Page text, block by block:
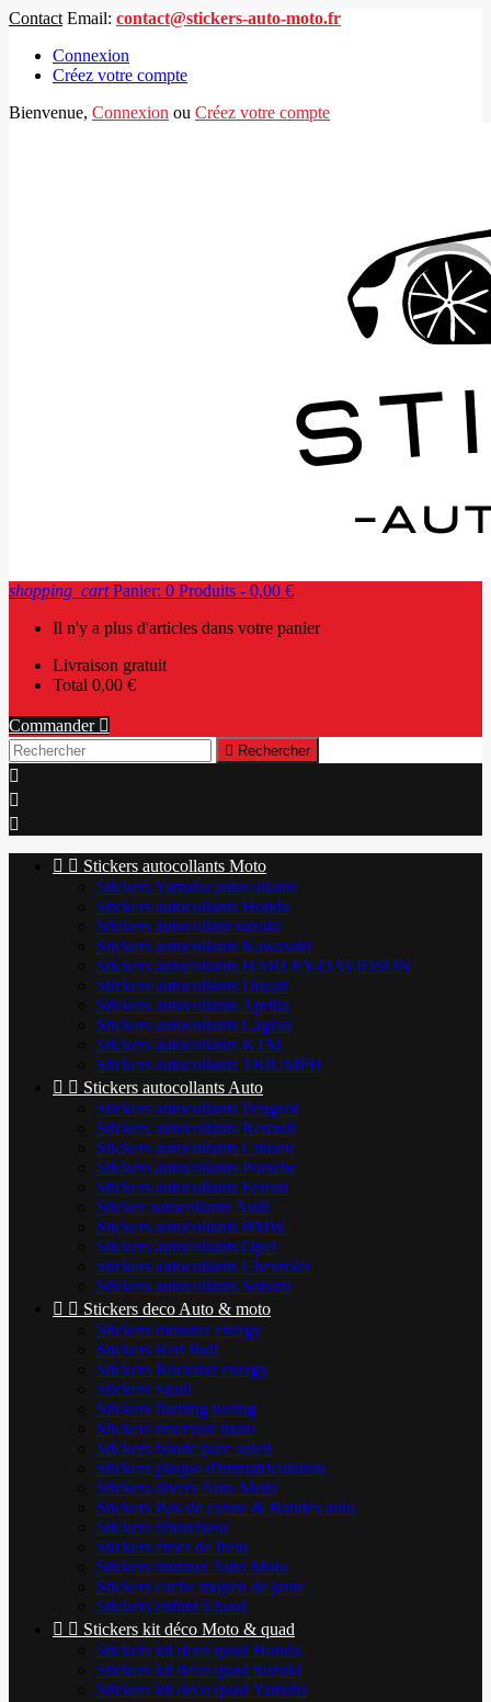
Contact Email: contact@stickers-auto-moto.fr
Connexion
Créez votre compte
Bienvenue, Connexion ou Créez votre compte
shopping_cart Panier: 0 Produits - 0,00 €
Il n'y a plus d'articles dans votre panier
Livraison gratuit
Total 0,00 €
Commander 
 Rechercher



  Stickers autocollants Moto
Stickers Yamaha autocollants
Stickers autocollants Honda
Stickers autocollant suzuki
Stickers autocollants Kawasaki
Stickers autocollants HARLEY-DAVIDSON
Stickers autocollants Ducati
Stickers autocollants Aprilia
Stickers autocollants Cagiva
Stickers autocollants KTM
Stickers autocollants TRIUMPH
  Stickers autocollants Auto
Stickers autocollants Peugeot
Stickers autocollants Renault
Stickers autocollants Citroen
Stickers autocollants Porsche
Stickers autocollants Ferrari
Sticker autocollants Audi
Stickers autocollants BMW
Stickers autocollants Opel
Stickers autocollants Chevrolet
Stickers autocollants Subaru
  Stickers deco Auto & moto
Stickers monster energy
Stickers Red Bull
Stickers Rockstar energy
Stickers Skull
Stickers flaming tuning
Stickers reservoir moto
Stickers bande pare soleil
Stickers plaque d'immatriculation
Stickers divers Auto Moto
Stickers Bas de caisse & Bandes auto
Stickers rétroviseur
Stickers étrier de frein
Stickers muraux Auto Moto
Stickers cache moyeu de jante
Stickers enfant à bord
  Stickers kit déco Moto & quad
Stickers kit deco quad Honda
Stickers kit deco quad Suzuki
Stickers kit deco quad Yamaha